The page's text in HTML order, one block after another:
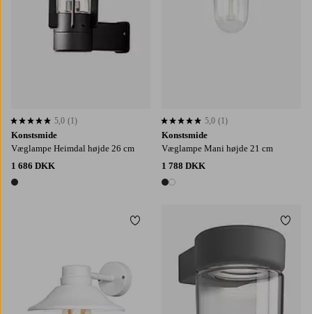
Konstsmide
Væglampe Heimdal højde 26 cm
1 686 DKK
1 farve
5,0 baseret på 1 bedømmelser
5,0 (1)
Konstsmide
Væglampe Mani højde 21 cm
1 788 DKK
2 farver
5,0 baseret på 1 bedømmelser
5,0 (1)
Tilføj til favoritter